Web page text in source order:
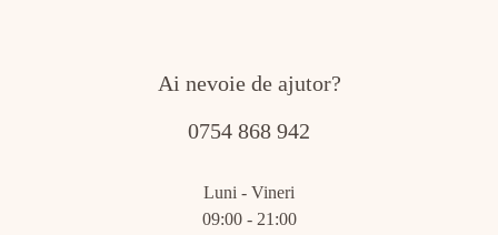
Ai nevoie de ajutor?
0754 868 942
Luni - Vineri
09:00 - 21:00